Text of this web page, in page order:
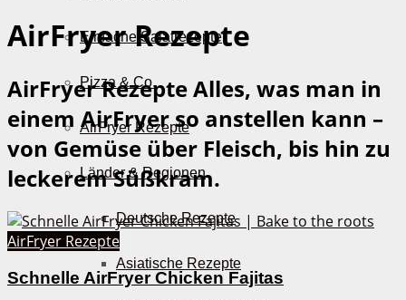
Einfache Salatrezepte
Pizza & Co.
AirFryer Rezepte
Länder & Regionen
Deutsche Rezepte
Asiatische Rezepte
AirFryer Rezepte
AirFryer RezepteAlles, was man in
einem AirFryer so anstellen kann –
von Gemüse über Fleisch, bis hin zu
leckerem Süßkram.
AirFryer Rezepte
Schnelle AirFryer Chicken Fajitas